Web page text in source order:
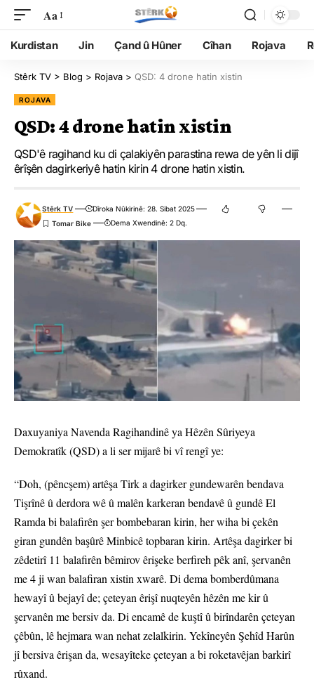
Aa
Kurdistan Jin Çand û Hûner Cîhan Rojava
Stêrk TV > Blog > Rojava > QSD: 4 drone hatin xistin
ROJAVA
QSD: 4 drone hatin xistin
QSD'ê ragihand ku di çalakiyên parastina rewa de yên li dijî
êrîşên dagirkeriyê hatin kirin 4 drone hatin xistin.
Stêrk TV
Dîroka Nûkirinê: 28. Sibat 2025
Dema Xwendinê: 2 Dq.
Daxuyaniya Navenda Ragihandinê ya Hêzên Sûriyeya
Demokratîk (QSD) a li ser mijarê bi vî rengî ye:
“Doh, (pêncşem) artêşa Tirk a dagirker gundewarên bendava
Tişrînê û derdora wê û malên karkeran bendavê û gundê El
Ramda bi balafirên şer bombebaran kirin, her wiha bi çekên
giran gundên başûrê Minbicê topbaran kirin. Artêşa dagirker bi
zêdetirî 11 balafirên bêmirov êrişeke berfireh pêk anî, şervanên
me 4 ji wan balafiran xistin xwarê. Di dema bomberdûmana
hewayî û bejayî de; çeteyan êrişî nuqteyên hêzên me kir û
şervanên me bersiv da. Di encamê de kuştî û birîndarên çeteyan
çêbûn, lê hejmara wan nehat zelalkirin. Yekîneyên Şehîd Harûn
jî bersiva êrişan da, wesayîteke çeteyan a bi roketavêjan barkirî
rûxand.